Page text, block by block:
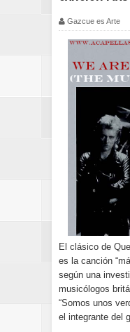
Gazcue es Arte
El clásico de
es la canción
según una
musicólogos
“Somos unos
el integrante del